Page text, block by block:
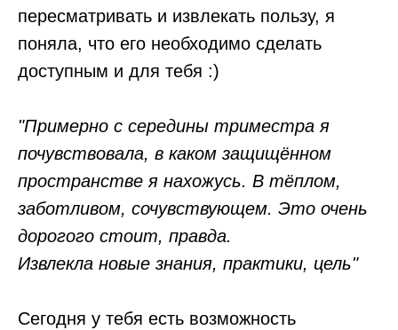
пересматривать и извлекать пользу, я
поняла, что его необходимо сделать
доступным и для тебя :)
"Примерно с середины триместра я
почувствовала, в каком защищённом
пространстве я нахожусь. В тёплом,
заботливом, сочувствующем. Это очень
дорогого стоит, правда.
Извлекла новые знания, практики, цель"
Сегодня у тебя есть возможность